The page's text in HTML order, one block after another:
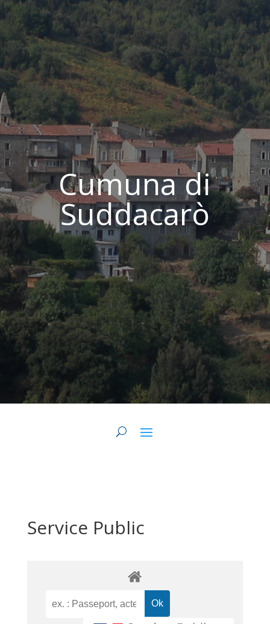
Cumuna di
Suddacarò
Service Public